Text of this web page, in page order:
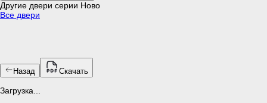
Другие двери серии Ново
Все двери
Назад Скачать
Загрузка...